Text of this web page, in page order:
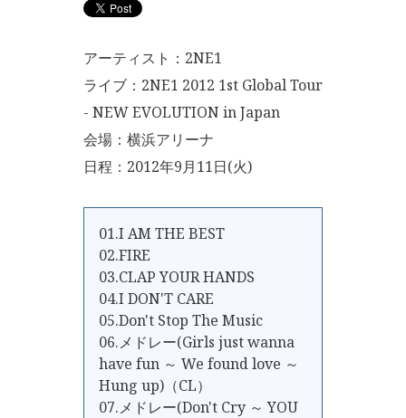
アーティスト：2NE1
ライブ：2NE1 2012 1st Global Tour
- NEW EVOLUTION in Japan
会場：横浜アリーナ
日程：2012年9月11日(火)
01.I AM THE BEST
02.FIRE
03.CLAP YOUR HANDS
04.I DON'T CARE
05.Don't Stop The Music
06.メドレー(Girls just wanna
have fun ～ We found love ～
Hung up)（CL）
07.メドレー(Don't Cry ～ YOU